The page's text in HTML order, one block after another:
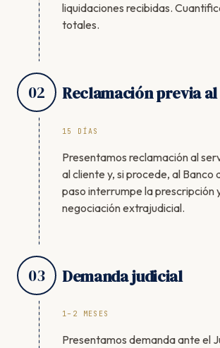
liquidaciones recibidas.
totales.
02 Reclamación previa
15 DÍAS
Presentamos reclamación al
al cliente y, si procede, al Banco
paso interrumpe la prescripción
negociación extrajudicial.
03 Demanda judicial
1–2 MESES
Presentamos demanda ante el